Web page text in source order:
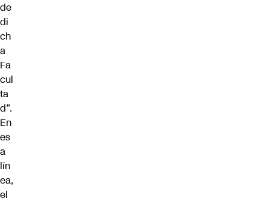
de
di
ch
a
Fa
cul
ta
d”.
En
es
a
lín
ea,
el